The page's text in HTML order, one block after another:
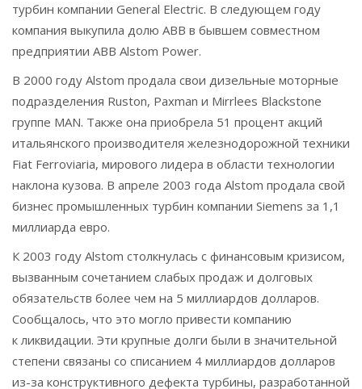
турбин компании General Electric. В следующем году
компания выкупила долю ABB в бывшем совместном
предприятии ABB Alstom Power.
В 2000 году Alstom продала свои дизельные моторные
подразделения Ruston, Paxman и Mirrlees Blackstone
группе MAN. Также она приобрела 51 процент акций
итальянского производителя железнодорожной техники
Fiat Ferroviaria, мирового лидера в области технологии
наклона кузова. В апреле 2003 года Alstom продала свой
бизнес промышленных турбин компании Siemens за 1,1
миллиарда евро.
К 2003 году Alstom столкнулась с финансовым кризисом,
вызванным сочетанием слабых продаж и долговых
обязательств более чем на 5 миллиардов долларов.
Сообщалось, что это могло привести компанию
к ликвидации. Эти крупные долги были в значительной
степени связаны со списанием 4 миллиардов долларов
из-за конструктивного дефекта турбины, разработанной